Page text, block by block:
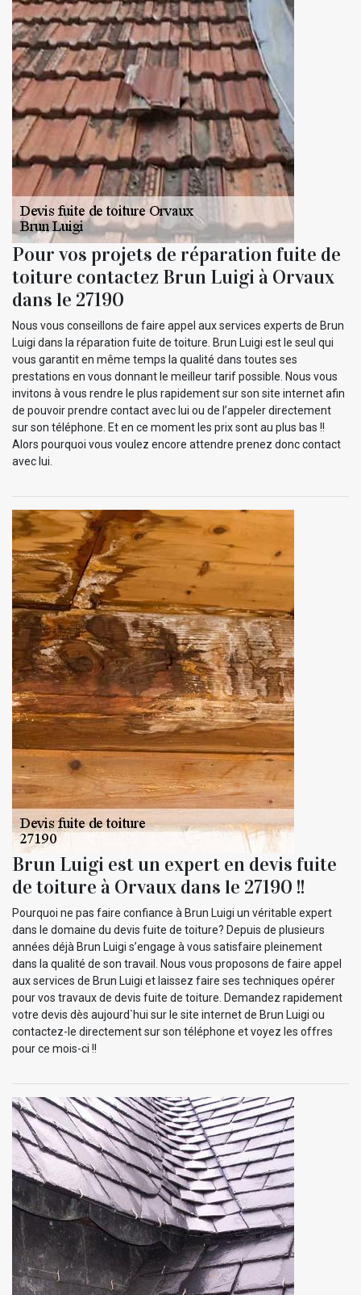
Pour vos projets de réparation fuite de
toiture contactez Brun Luigi à Orvaux
dans le 27190
Nous vous conseillons de faire appel aux services experts de Brun
Luigi dans la réparation fuite de toiture. Brun Luigi est le seul qui
vous garantit en même temps la qualité dans toutes ses
prestations en vous donnant le meilleur tarif possible. Nous vous
invitons à vous rendre le plus rapidement sur son site internet afin
de pouvoir prendre contact avec lui ou de l’appeler directement
sur son téléphone. Et en ce moment les prix sont au plus bas !!
Alors pourquoi vous voulez encore attendre prenez donc contact
avec lui.
Brun Luigi est un expert en devis fuite
de toiture à Orvaux dans le 27190 !!
Pourquoi ne pas faire confiance à Brun Luigi un véritable expert
dans le domaine du devis fuite de toiture? Depuis de plusieurs
années déjà Brun Luigi s’engage à vous satisfaire pleinement
dans la qualité de son travail. Nous vous proposons de faire appel
aux services de Brun Luigi et laissez faire ses techniques opérer
pour vos travaux de devis fuite de toiture. Demandez rapidement
votre devis dès aujourd`hui sur le site internet de Brun Luigi ou
contactez-le directement sur son téléphone et voyez les offres
pour ce mois-ci !!